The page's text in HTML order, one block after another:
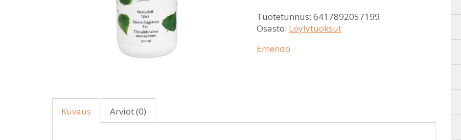
Tuotetunnus: 6417892057199
Osasto: Löylytuoksut
Emendo
Kuvaus Arviot (0)